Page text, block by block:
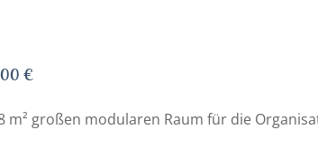
€
m² großen modularen Raum für die